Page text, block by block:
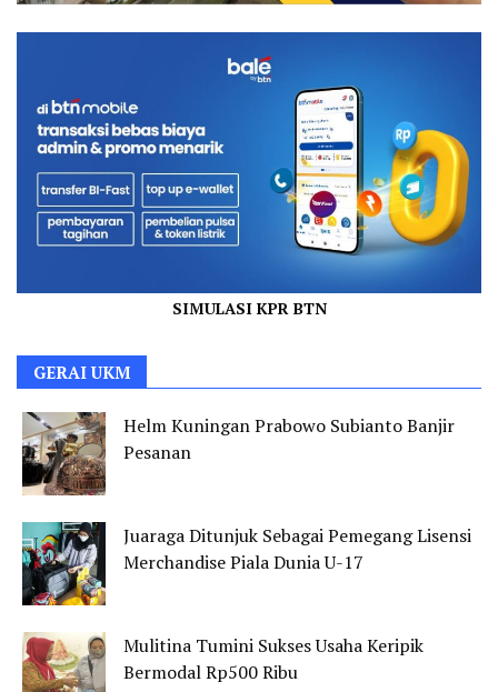
SIMULASI KPR BTN
GERAI UKM
Helm Kuningan Prabowo Subianto Banjir
Pesanan
Juaraga Ditunjuk Sebagai Pemegang Lisensi
Merchandise Piala Dunia U-17
Mulitina Tumini Sukses Usaha Keripik
Bermodal Rp500 Ribu